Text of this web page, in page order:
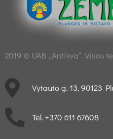
2019 © UAB „Antikva“. Visos
Vytauto g. 13, 90123
Tel. +370 611 67608